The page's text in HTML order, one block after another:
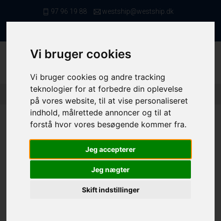
Vi bruger cookies
Vi bruger cookies og andre tracking
teknologier for at forbedre din oplevelse
på vores website, til at vise personaliseret
indhold, målrettede annoncer og til at
forstå hvor vores besøgende kommer fra.
Jeg accepterer
Jeg nægter
Skift indstillinger
97 96 19 88
westship@westship.dk
Forside / Kvote/Tonnage / Fiskerettigheder / 10324 (7)
10324
Folie nr. 10324